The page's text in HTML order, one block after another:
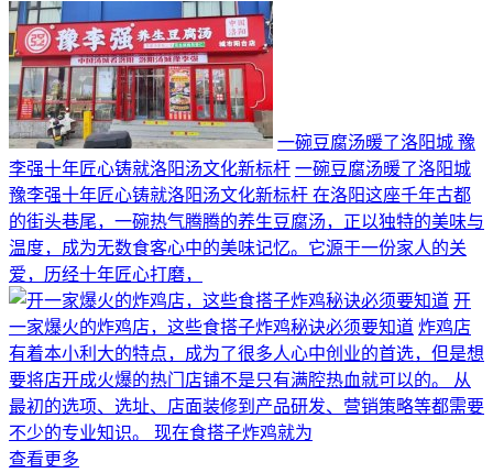
一碗豆腐汤暖了洛阳城 豫
李强十年匠心铸就洛阳汤文化新标杆 一碗豆腐汤暖了洛阳城
豫李强十年匠心铸就洛阳汤文化新标杆 在洛阳这座千年古都
的街头巷尾，一碗热气腾腾的养生豆腐汤，正以独特的美味与
温度，成为无数食客心中的美味记忆。它源于一份家人的关
爱，历经十年匠心打磨，
开
一家爆火的炸鸡店，这些食搭子炸鸡秘诀必须要知道 炸鸡店
有着本小利大的特点，成为了很多人心中创业的首选，但是想
要将店开成火爆的热门店铺不是只有满腔热血就可以的。 从
最初的选项、选址、店面装修到产品研发、营销策略等都需要
不少的专业知识。 现在食搭子炸鸡就为
查看更多